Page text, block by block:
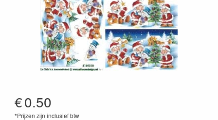
€0.50
*Prijzen zijn inclusief btw